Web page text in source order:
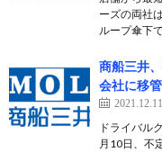
ーズの両社
ループ傘下
商船三井
会社に移管
2021.12.11
ドライバル
月10日、不